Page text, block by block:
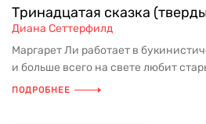
Тринадцатая сказка
Диана Сеттерфилд
Маргарет Ли работает в
и больше всего на свете любит
ПОДРОБНЕЕ